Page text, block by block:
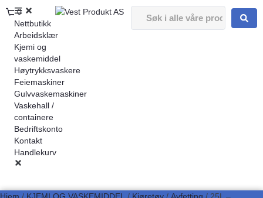
0
Nettbutikk
Arbeidsklær
Kjemi og
vaskemiddel
Høytrykksvaskere
Feiemaskiner
Gulvvaskemaskiner
Vaskehall /
containere
Bedriftskonto
Kontakt
Handlekurv